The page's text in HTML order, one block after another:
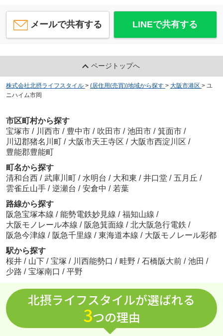
メールで共有する LINEで共有する
ページトップへ
株式会社北摂ライフスタイル > (居住用(売買))地域から探す > 大阪市港区 > ユ
ニハイム市岡
市区町村から探す
宝塚市 / 川西市 / 豊中市 / 吹田市 / 池田市 / 箕面市 /
川辺郡猪名川町 / 大阪市天王寺区 / 大阪市西淀川区 /
豊能郡豊能町
町名から探す
清和台西 / 武庫川町 / 水明台 / 大和東 / 井口堂 / 五月丘 /
雲雀丘山手 / 逆瀬台 / 安倉中 / 若葉
路線から探す
阪急宝塚本線 / 能勢電鉄妙見線 / 福知山線 /
大阪モノレール本線 / 阪急箕面線 / 北大阪急行電鉄 /
阪急今津線 / 阪急千里線 / 東海道本線 / 大阪モノレール彩都
駅から探す
桜井 / 山下 / 宝塚 / 川西能勢口 / 畦野 / 石橋阪大前 / 池田 /
少路 / 宝塚南口 / 平野
北摂ライフスタイルが選ばれる
3つの理由